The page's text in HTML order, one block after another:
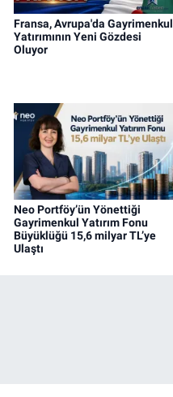
Fransa, Avrupa'da Gayrimenkul
Yatırımının Yeni Gözdesi
Oluyor
Neo Portföy’ün Yönettiği
Gayrimenkul Yatırım Fonu
Büyüklüğü 15,6 milyar TL’ye
Ulaştı